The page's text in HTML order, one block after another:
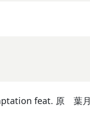
feat. 原 葉月